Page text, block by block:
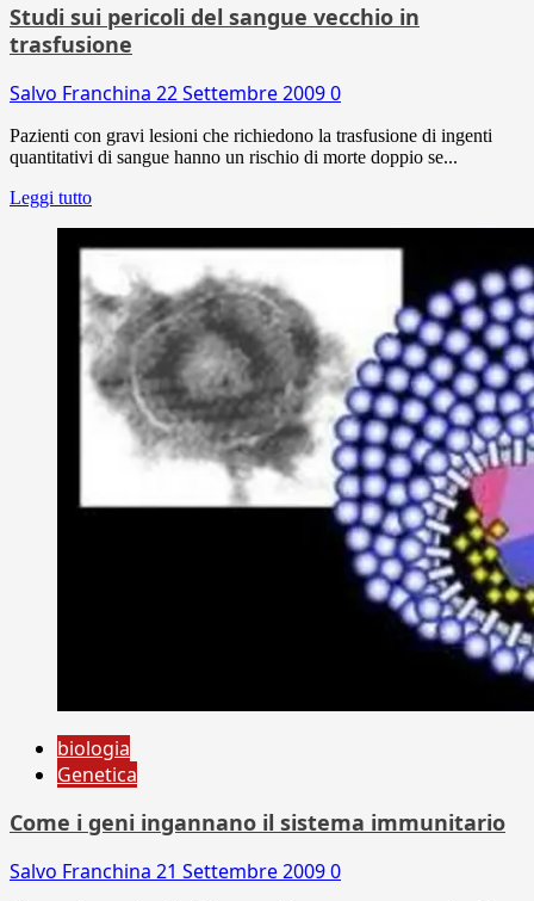
Studi sui pericoli del sangue vecchio in
trasfusione
Salvo Franchina 22 Settembre 20090
Pazienti con gravi lesioni che richiedono la trasfusione di ingenti
quantitativi di sangue hanno un rischio di morte doppio se...
Leggi tutto
biologia
Genetica
Come i geni ingannano il sistema immunitario
Salvo Franchina 21 Settembre 20090